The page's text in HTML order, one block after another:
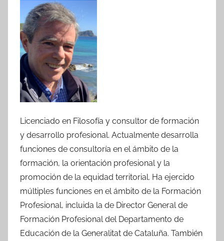
Licenciado en Filosofía y consultor de formación
y desarrollo profesional. Actualmente desarrolla
funciones de consultoría en el ámbito de la
formación, la orientación profesional y la
promoción de la equidad territorial. Ha ejercido
múltiples funciones en el ámbito de la Formación
Profesional, incluida la de Director General de
Formación Profesional del Departamento de
Educación de la Generalitat de Cataluña. También